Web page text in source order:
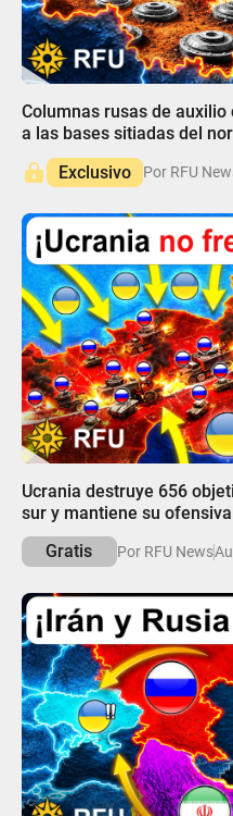
Columnas rusas de
a las bases sitiadas del
Exclusivo
Por RFU
Ucrania destruye 656
sur y mantiene su
Gratis
Por RFU News